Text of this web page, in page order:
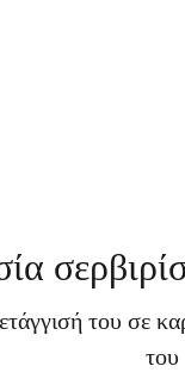
του σε
του